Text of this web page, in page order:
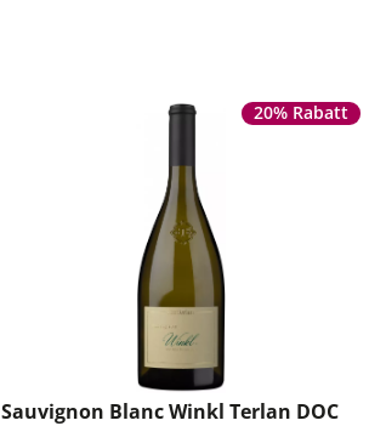
20% Rabatt
Sauvignon Blanc Winkl Terlan DOC